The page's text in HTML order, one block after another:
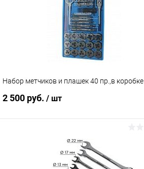
Набор метчиков и плашек 40 пр.,в коробке
2 500 руб. / шт
В корзину